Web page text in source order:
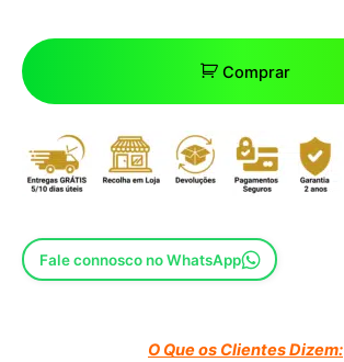
Comprar
Fale connosco no WhatsApp
O Que os Clientes Dizem: